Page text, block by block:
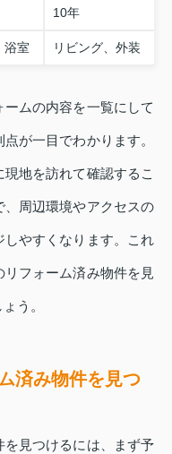
10年
浴室 リビング、外装
ムの内容を一覧にして
が一目でわかります。
地を訪れて確認するこ
、周辺環境やアクセスの
やすくなります。これ
フォーム済み物件を見
う。
済み物件を見つ
見つけるには、まず予